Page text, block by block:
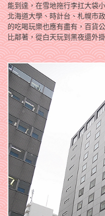
能到達，在雪地拖行李扛大袋
北海道大學、時計台、札幌市
的吃喝玩樂也應有盡有，百貨
比鄰著，從白天玩到黑夜還外